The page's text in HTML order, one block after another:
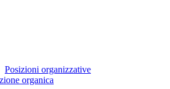
Posizioni organizzative
organica